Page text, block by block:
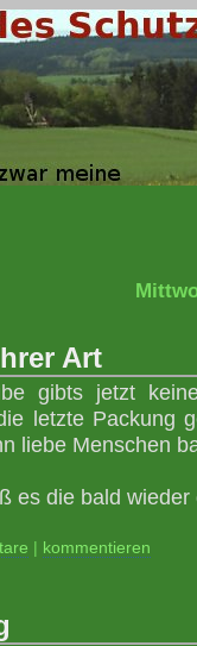
Art
gibts jetzt
letzte Packung
liebe Menschen
es die bald wieder
kommentieren